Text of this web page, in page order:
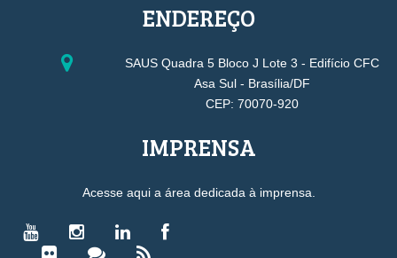
ENDEREÇO
SAUS Quadra 5 Bloco J Lote 3 - Edifício CFC
Asa Sul - Brasília/DF
CEP: 70070-920
IMPRENSA
Acesse aqui a área dedicada à imprensa.